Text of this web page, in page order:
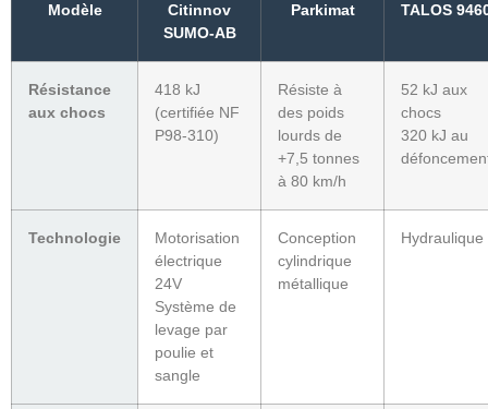
Modèle
Citinnov
SUMO-AB
Parkimat TALOS
Résistance
aux chocs
418 kJ
(certifiée NF
P98-310)
Résiste à
des poids
lourds de
+7,5 tonnes
à 80 km/h
52 kJ aux
chocs
320 kJ au
Technologie
Motorisation
électrique
24V
Système de
levage par
poulie et
sangle
Conception
cylindrique
métallique
Hydraulique